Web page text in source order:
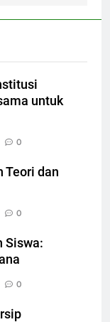
untuk
0
Teori dan
0
Siswa:
0